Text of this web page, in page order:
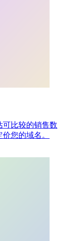
可比较的销售数
您的域名。